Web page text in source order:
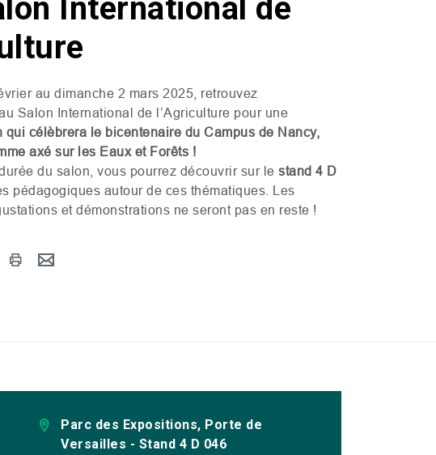
International de
au dimanche 2 mars 2025, retrouvez
Salon International de l’Agriculture pour une
qui célèbrera le bicentenaire du Campus de Nancy,
axé sur les Eaux et Forêts !
du salon, vous pourrez découvrir sur le stand 4 D
pédagogiques autour de ces thématiques. Les
et démonstrations ne seront pas en reste !
Parc des Expositions, Porte de
Versailles - Stand 4 D 046